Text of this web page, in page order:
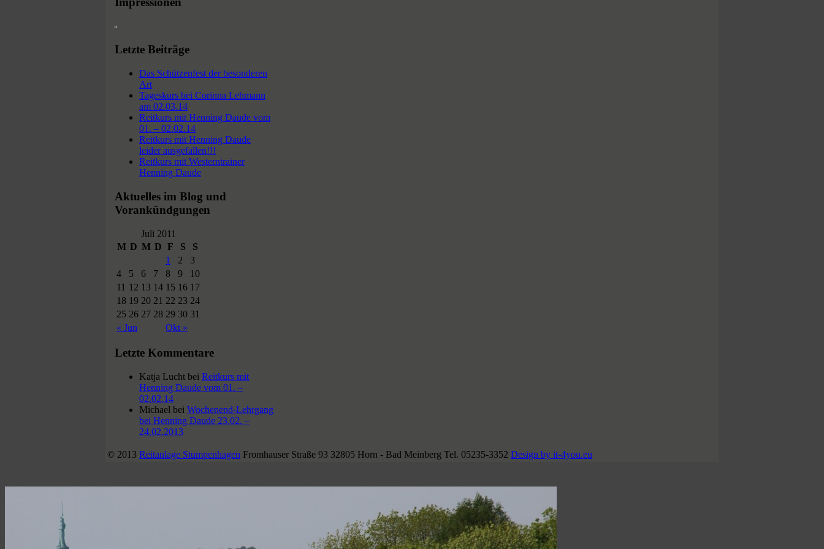
Letzte Beiträge
Das Schützenfest der besonderen
Art
Tageskurs bei Corinna Lehmann
am 02.03.14
Reitkurs mit Henning Daude vom
01. – 02.02.14
Reitkurs mit Henning Daude
leider ausgefallen!!!
Reitkurs mit Westerntrainer
Henning Daude
Aktuelles im Blog und
Vorankündgungen
Juli 2011
M D M D F S S
« Jun Okt »
1 2
3
4
5 6 7 8 9
10
11 12 13 14 15 16 17
18 19 20 21 22 23 24
25 26 27 28 29 30 31
Letzte Kommentare
Katja Lucht bei Reitkurs mit
Henning Daude vom 01. –
02.02.14
Michael bei Wochenend-Lehrgang
bei Henning Daude 23.02. –
24.02.2013
© 2013 Reitanlage Stumpenhagen Fromhauser Straße 93 32805 Horn - Bad Meinberg Tel. 05235-3352 Design by it-4you.eu